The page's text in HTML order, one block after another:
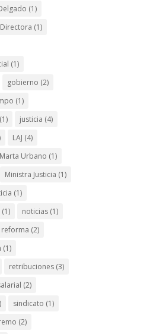
(1)
Directora (1)
(1)
gobierno (2)
(1)
(1) justicia (4)
LAJ (4)
Marta Urbano (1)
Ministra Justicia (1)
(1)
(1) noticias (1)
reforma (2)
(1)
retribuciones (3)
(2)
sindicato (1)
(2)